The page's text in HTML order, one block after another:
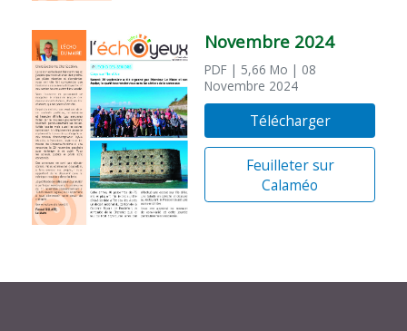
Novembre 2024
PDF | 5,66 Mo | 08
Novembre 2024
Télécharger
Feuilleter sur
Calaméo